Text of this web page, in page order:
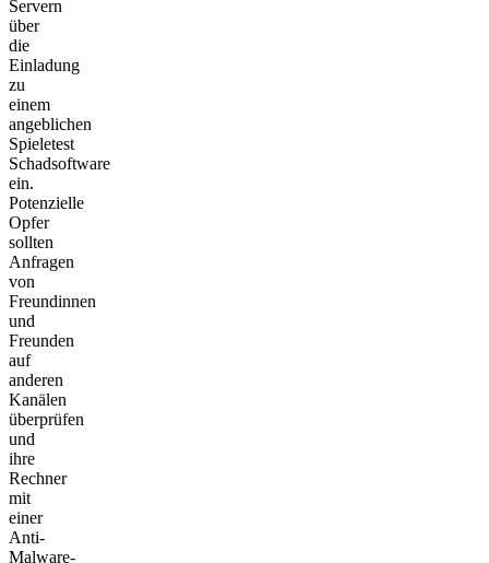
Servern
über
die
Einladung
zu
einem
angeblichen
Spieletest
Schadsoftware
ein.
Potenzielle
Opfer
sollten
Anfragen
von
Freundinnen
und
Freunden
auf
anderen
Kanälen
überprüfen
und
ihre
Rechner
mit
einer
Anti-
Malware-